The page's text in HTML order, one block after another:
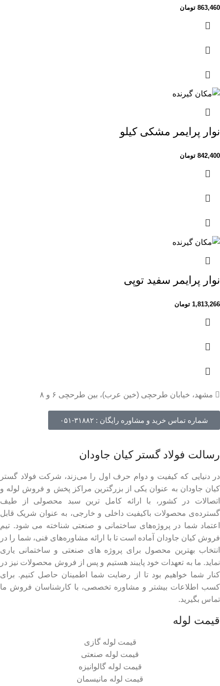
863,460 تومان
نوار پرایمر مشکی کیلو
842,400 تومان
نوار پرایمر سفید توپی
1,813,266 تومان
مشهد، خیابان طرحچی (خین عرب)، بین طرحچی ۶ و ۸
شماره تماس خرید و مشاوره رایگان : ۳۱۸۸۲-۰۵۱
رسالت فولاد گستر کیان جاودان
در دنیایی که کیفیت و دوام حرف اول را می‌زند، شرکت فولاد گستر
کیان جاودان به عنوان یکی از بزرگترین مراکز پخش و فروش لوله و
اتصالات در کشور، با ارائه کامل ترین سبد محصولی از طیف
گسترده‌‌ی محصولات باکیفیت داخلی و خارجی، به عنوان شریک قابل
اعتماد شما در پروژه‌های ساختمانی و صنعتی شناخته می شود. تیم
فروش کیان جاودان آماده است تا با ارائه مشاوره‌های فنی، شما را در
انتخاب بهترین محصول برای پروژه های صنعتی و ساختمانی یاری
نماید. ما به تعهدات خود پایبند هستیم و پس از فروش محصولات نیز در
کنار شما خواهیم بود تا از رضایت شما اطمینان حاصل کنیم. برای
کسب اطلاعات بیشتر و مشاوره تخصصی، با کارشناسان فروش ما
تماس بگیرید.
قیمت لوله
قیمت لوله گازی
قیمت لوله صنعتی
قیمت لوله گالوانیزه
قیمت لوله مانیسمان